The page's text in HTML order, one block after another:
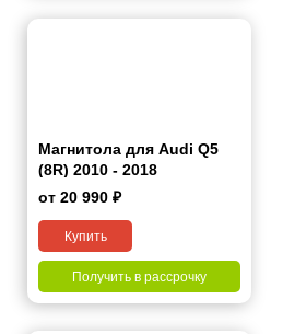
Магнитола для Audi Q5
(8R) 2010 - 2018
от 20 990 ₽
Купить
Получить в рассрочку